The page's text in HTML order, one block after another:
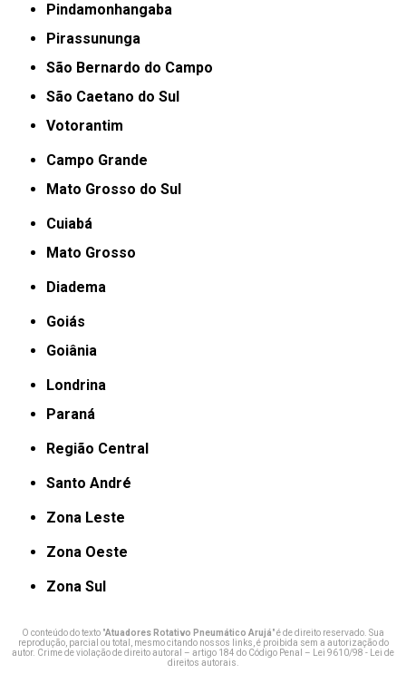
Pindamonhangaba
Pirassununga
São Bernardo do Campo
São Caetano do Sul
Votorantim
Campo Grande
Mato Grosso do Sul
Cuiabá
Mato Grosso
Diadema
Goiás
Goiânia
Londrina
Paraná
Região Central
Santo André
Zona Leste
Zona Oeste
Zona Sul
O conteúdo do texto "Atuadores Rotativo Pneumático Arujá" é de direito reservado. Sua
reprodução, parcial ou total, mesmo citando nossos links, é proibida sem a autorização do
autor. Crime de violação de direito autoral – artigo 184 do Código Penal –
Lei 9610/98 - Lei de
direitos autorais